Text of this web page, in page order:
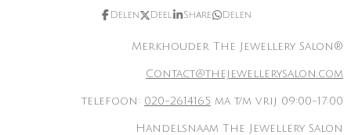
Delen Deel Share Delen
Merkhouder The Jewellery Salon®
Contact@thejewellerysalon.com
telefoon: 020-2614165 ma t/m vrij 09:00-17:00
Handelsnaam The Jewellery Salon